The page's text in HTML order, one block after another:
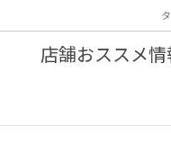
店舗おススメ